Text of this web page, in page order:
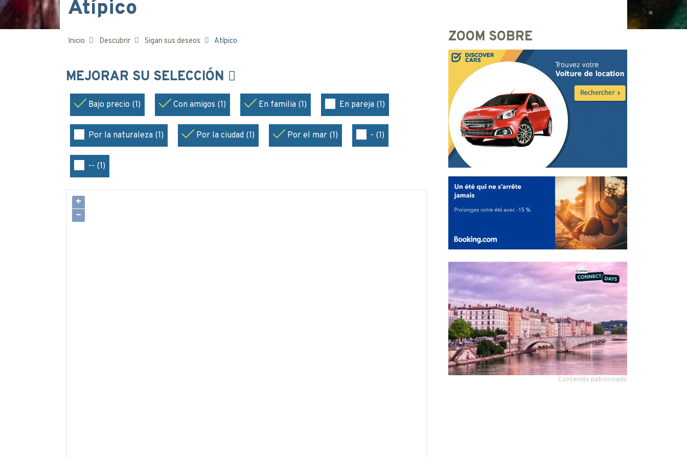
Atípico
Inicio Descubrir Sigan sus deseos Atípico
MEJORAR SU SELECCIÓN
Bajo precio (1) Con amigos (1) En familia (1) En pareja (1)
Por la naturaleza (1) Por la ciudad (1) Por el mar (1) - (1)
-- (1)
+
−
ZOOM SOBRE
Contenido patrocinado